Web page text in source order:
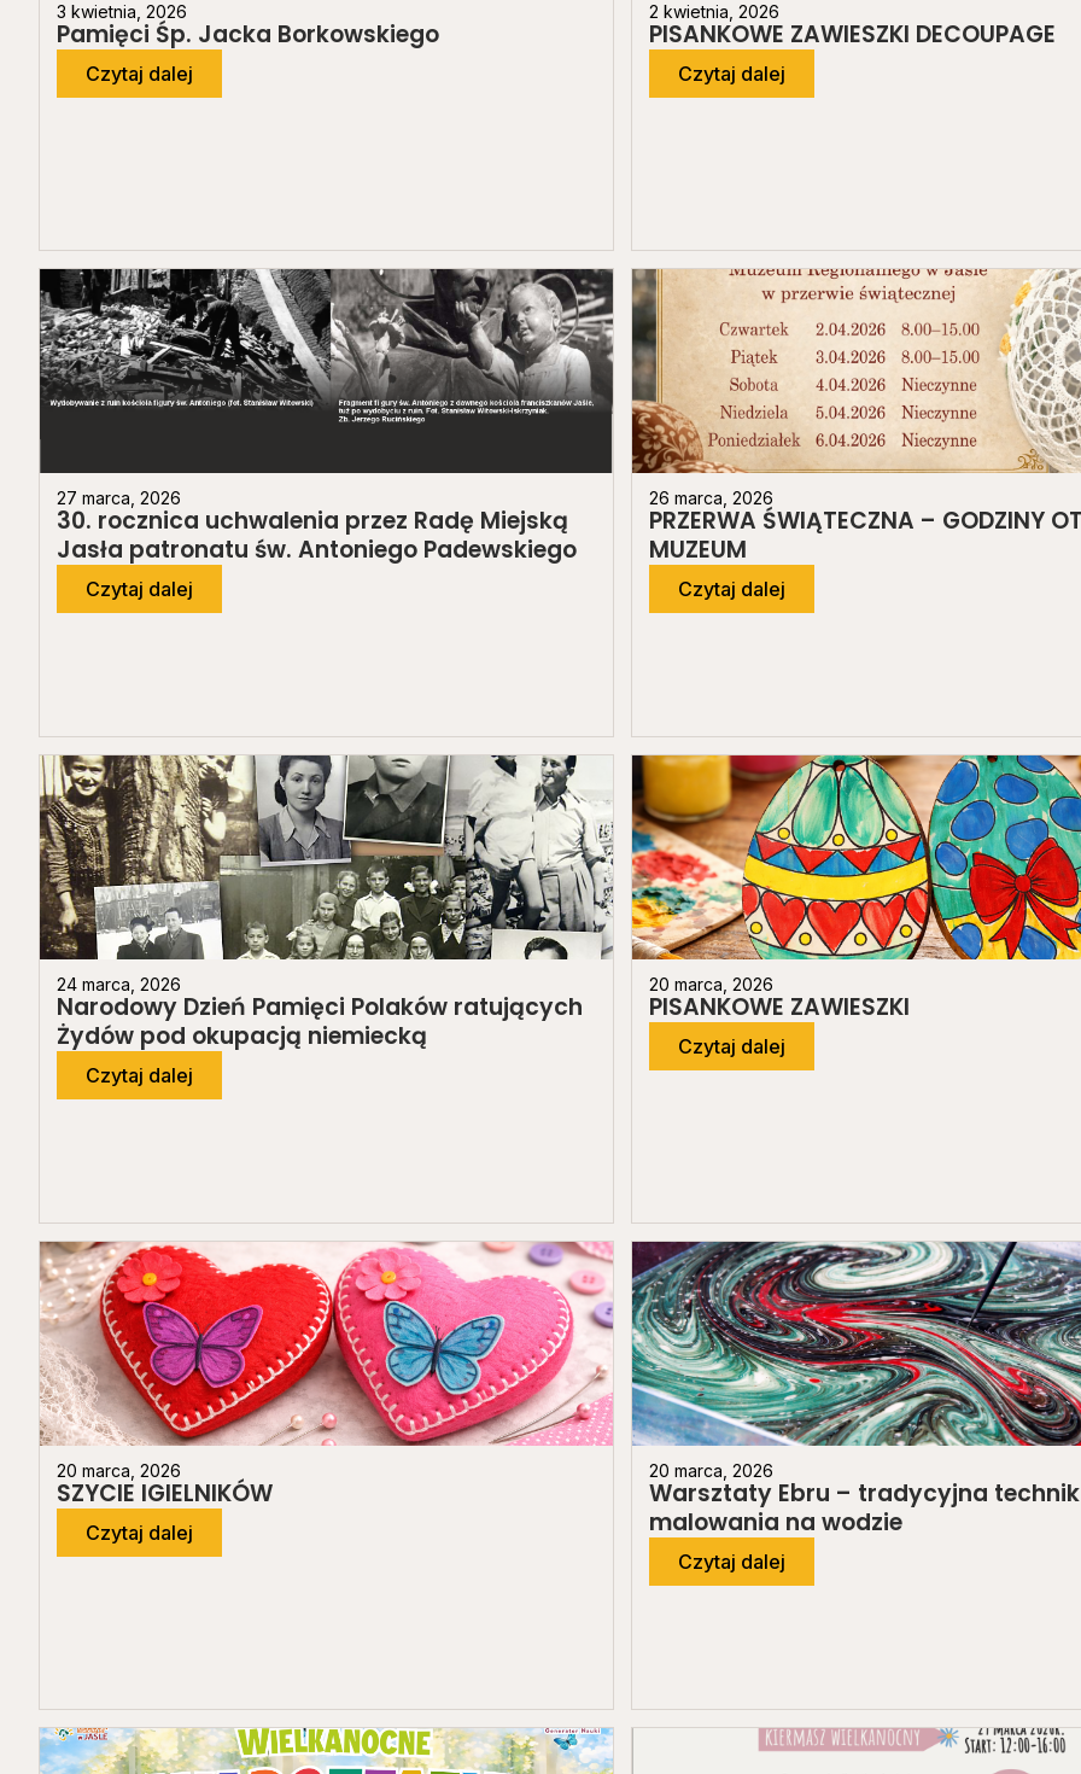
3 kwietnia, 2026
Pamięci Śp. Jacka Borkowskiego
Czytaj dalej
2 kwietnia, 2026
PISANKOWE ZAWIESZKI DECOUPAGE
Czytaj dalej
27 marca, 2026
30. rocznica uchwalenia przez Radę Miejską
Jasła patronatu św. Antoniego Padewskiego
Czytaj dalej
26 marca, 2026
PRZERWA ŚWIĄTECZNA – GODZINY
MUZEUM
Czytaj dalej
24 marca, 2026
Narodowy Dzień Pamięci Polaków ratujących
Żydów pod okupacją niemiecką
Czytaj dalej
20 marca, 2026
PISANKOWE ZAWIESZKI
Czytaj dalej
20 marca, 2026
SZYCIE IGIELNIKÓW
Czytaj dalej
20 marca, 2026
Warsztaty Ebru – tradycyjna
malowania na wodzie
Czytaj dalej